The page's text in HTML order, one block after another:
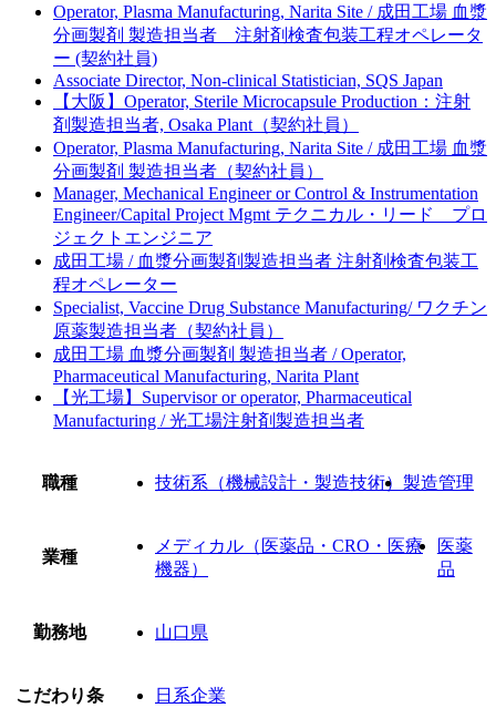
Operator, Plasma Manufacturing, Narita Site / 成田工場 血漿
分画製剤 製造担当者 注射剤検査包装工程オペレータ
ー (契約社員)
Associate Director, Non-clinical Statistician, SQS Japan
【大阪】Operator, Sterile Microcapsule Production：注射
剤製造担当者, Osaka Plant（契約社員）
Operator, Plasma Manufacturing, Narita Site / 成田工場 血漿
分画製剤 製造担当者（契約社員）
Manager, Mechanical Engineer or Control & Instrumentation
Engineer/Capital Project Mgmt テクニカル・リード プロ
ジェクトエンジニア
成田工場 / 血漿分画製剤製造担当者 注射剤検査包装工
程オペレーター
Specialist, Vaccine Drug Substance Manufacturing/ ワクチン
原薬製造担当者（契約社員）
成田工場 血漿分画製剤 製造担当者 / Operator,
Pharmaceutical Manufacturing, Narita Plant
【光工場】Supervisor or operator, Pharmaceutical
Manufacturing / 光工場注射剤製造担当者
職種 技術系（機械設計・製造技術） 製造管理
業種
メディカル（医薬品・CRO・医療
機器）
医薬
品
勤務地 山口県
こだわり条
日系企業